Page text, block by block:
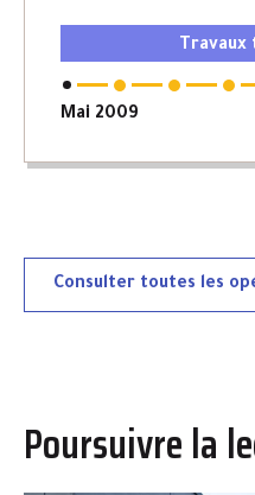
Mai 2009
Consulter toutes les
Poursuivre la